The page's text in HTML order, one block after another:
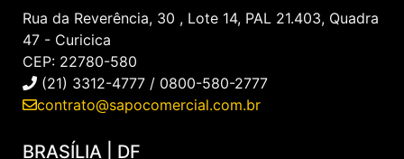
Rua da Reverência, 30 , Lote 14, PAL 21.403, Quadra
47 - Curicica
CEP: 22780-580
(21) 3312-4777 / 0800-580-2777
contrato@sapocomercial.com.br
BRASÍLIA | DF